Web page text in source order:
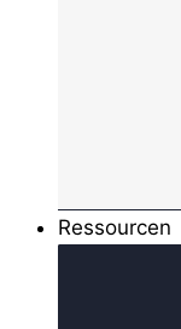
Ressourcen